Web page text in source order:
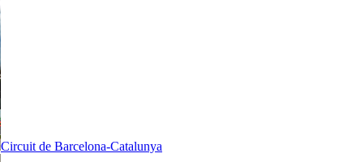
Circuit de Barcelona-Catalunya